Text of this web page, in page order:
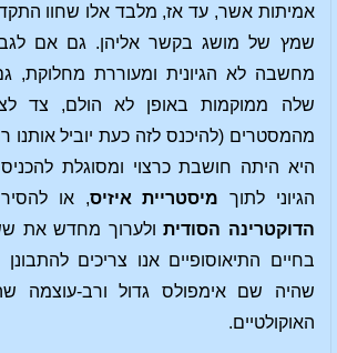
אמיתות אשר, עד אז, מלבד אלו שחוו
שמץ של מושג בקשר אליהן. גם אם
מחשבה לא הגיונית ומעוררת מחלוקת,
שלה ממוקמות באופן לא הולם, צד
מהמסטרים (להיכנס לזה כעת יוביל אותנו
היא היתה חושבת כרצוי ומסוגלת
הגיוני לתוך מיסטריית איזיס, או
הדוקטרינה הסודיתולערוך מחדש את
בחיים התיאוסופיים אנו צריכים
שהיה שם אימפולס גדול ורב-עוצמה
האוקולטיים.